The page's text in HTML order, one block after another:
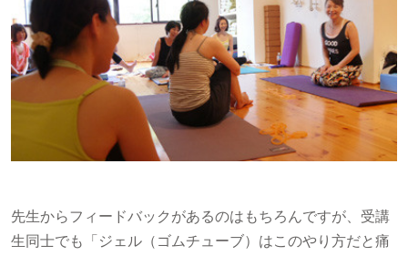
先生からフィードバックがあるのはもちろんですが、受講
生同士でも「ジェル（ゴムチューブ）はこのやり方だと痛